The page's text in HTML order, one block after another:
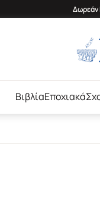
Δωρεάν
ΒιβλίαΕποχιακά